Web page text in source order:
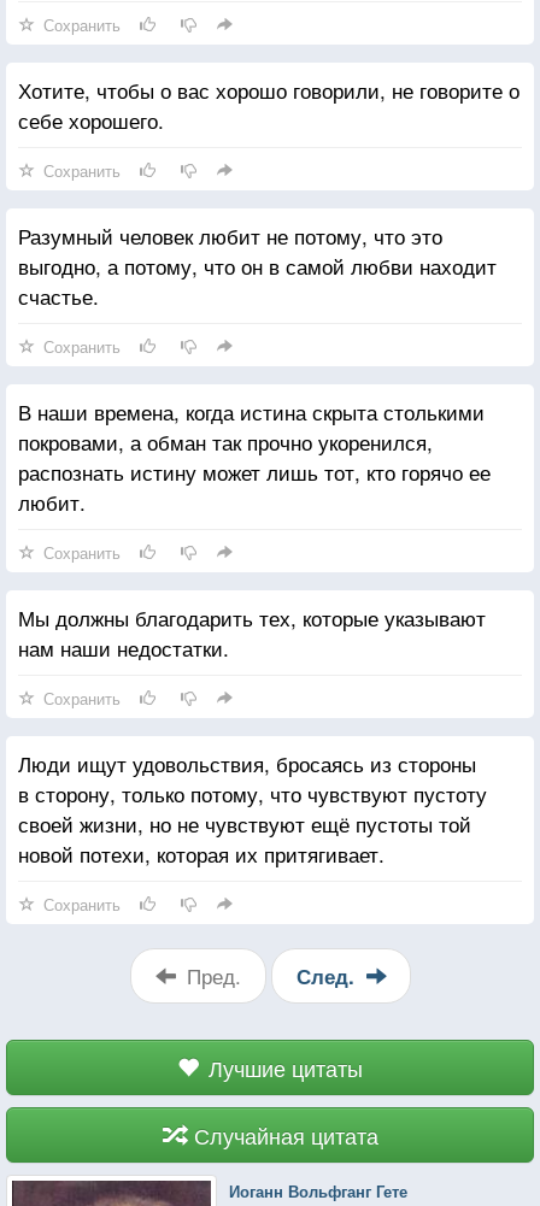
Сохранить
Хотите, чтобы о вас хорошо говорили, не говорите о
себе хорошего.
Сохранить
Разумный человек любит не потому, что это
выгодно, а потому, что он в самой любви находит
счастье.
Сохранить
В наши времена, когда истина скрыта столькими
покровами, а обман так прочно укоренился,
распознать истину может лишь тот, кто горячо ее
любит.
Сохранить
Мы должны благодарить тех, которые указывают
нам наши недостатки.
Сохранить
Люди ищут удовольствия, бросаясь из стороны
в сторону, только потому, что чувствуют пустоту
своей жизни, но не чувствуют ещё пустоты той
новой потехи, которая их притягивает.
Сохранить
Пред. След.
Лучшие цитаты
Случайная цитата
Иоганн Вольфганг Гете